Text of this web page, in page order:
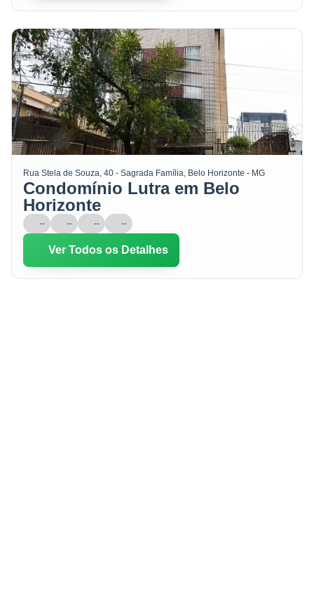
Rua Stela de Souza, 40 - Sagrada Família, Belo Horizonte - MG
Condomínio Lutra em Belo
Horizonte
-- -- -- --
Ver Todos os Detalhes